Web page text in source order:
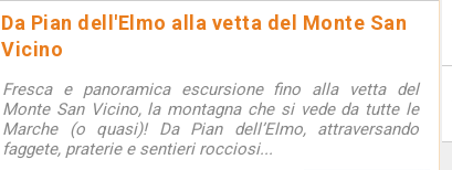
Da Pian dell'Elmo alla vetta del Monte San
Vicino
Fresca e panoramica escursione fino alla vetta del
Monte San Vicino, la montagna che si vede da tutte le
Marche (o quasi)! Da Pian dell’Elmo, attraversando
faggete, praterie e sentieri rocciosi...